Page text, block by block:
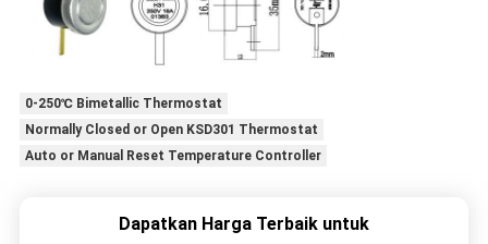
0-250℃ Bimetallic Thermostat
Normally Closed or Open KSD301 Thermostat
Auto or Manual Reset Temperature Controller
Dapatkan Harga Terbaik untuk